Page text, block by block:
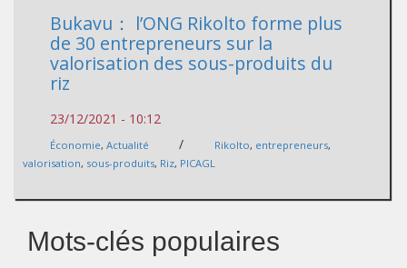
Bukavu： l’ONG Rikolto forme plus
de 30 entrepreneurs sur la
valorisation des sous-produits du
riz
23/12/2021 - 10:12
Économie, Actualité / Rikolto, entrepreneurs,
valorisation, sous-produits, Riz, PICAGL
Mots-clés populaires